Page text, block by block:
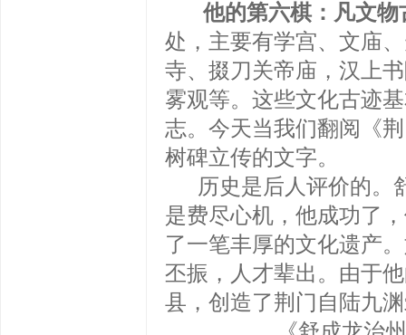
他的第六棋：凡文物
处，主要有学宫、文庙
寺、掇刀关帝庙，汉上
雾观等。这些文化古迹
志。今天当我们翻阅《
树碑立传的文字。
历史是后人评价的。
是费尽心机，他成功了
了一笔丰厚的文化遗产
丕振，人才辈出。由于
县，创造了荆门自陆九